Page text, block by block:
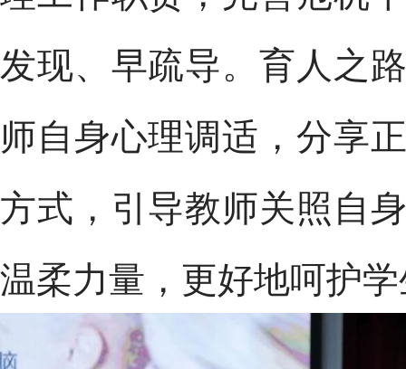
发现、早疏导。育人之
师自身心理调适，分享
方式，引导教师关照自
温柔力量，更好地呵护